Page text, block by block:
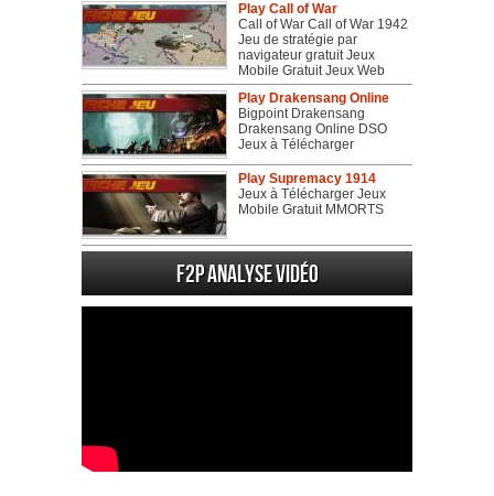
Play Call of War
Call of War Call of War 1942
Jeu de stratégie par
navigateur gratuit Jeux
Mobile Gratuit Jeux Web
Play Drakensang Online
Bigpoint Drakensang
Drakensang Online DSO
Jeux à Télécharger
Play Supremacy 1914
Jeux à Télécharger Jeux
Mobile Gratuit MMORTS
F2P Analyse vidéo